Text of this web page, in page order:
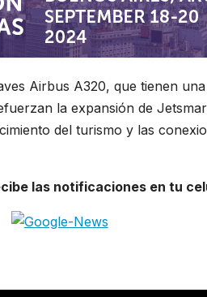
Airbus A320, que tienen
la expansión de
del turismo y las
las notificaciones en tu